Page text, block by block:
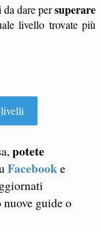
dare persuperare
livello trovate più
potete
Facebooke
guide o